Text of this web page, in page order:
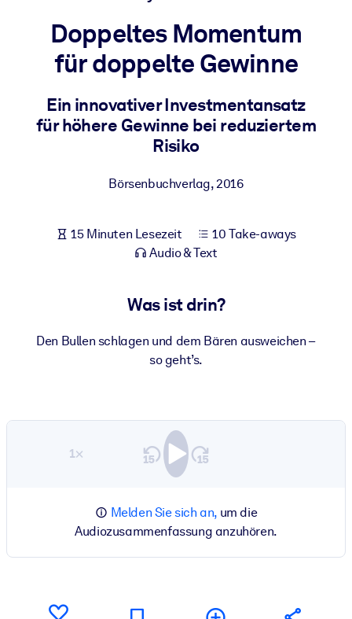
Bauen Sie eine gesunde und resiliente Belegschaft auf.
Für LMS/LXP
Integrieren Sie kompaktes, verifiziertes Wissen in Ihr LMS/LXP für
Für Unternehmensbibliotheken
Ihrer KI-Systeme zu optimieren.
Doppeltes Momentum
für doppelte Gewinne
Ein innovativer Investmentansatz
für höhere Gewinne bei reduziertem
Risiko
Börsenbuchverlag,2016
15 Minuten Lesezeit
10 Take-aways
Audio & Text
Was ist drin?
Den Bullen schlagen und dem Bären ausweichen –
so gehtʼs.
1×
Melden Sie sich an,um die
Audiozusammenfassung anzuhören.